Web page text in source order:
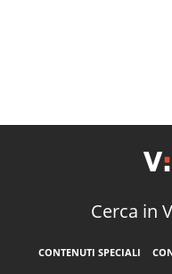
Cerca in
CONTENUTI SPECIALI